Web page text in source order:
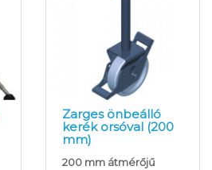
Zarges önbeálló
kerék orsóval (200
mm)
200 mm átmérőjű